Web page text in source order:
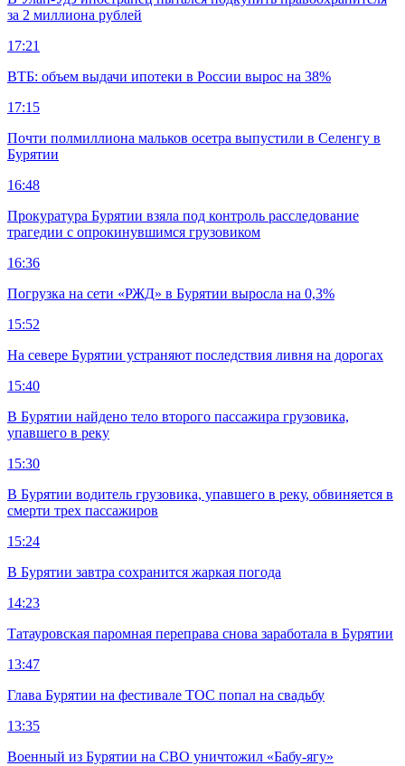
за 2 миллиона рублей
17:21
ВТБ: объем выдачи ипотеки в России вырос на 38%
17:15
Почти полмиллиона мальков осетра выпустили в Селенгу в
Бурятии
16:48
Прокуратура Бурятии взяла под контроль расследование
трагедии с опрокинувшимся грузовиком
16:36
Погрузка на сети «РЖД» в Бурятии выросла на 0,3%
15:52
На севере Бурятии устраняют последствия ливня на дорогах
15:40
В Бурятии найдено тело второго пассажира грузовика,
упавшего в реку
15:30
В Бурятии водитель грузовика, упавшего в реку, обвиняется в
смерти трех пассажиров
15:24
В Бурятии завтра сохранится жаркая погода
14:23
Татауровская паромная переправа снова заработала в Бурятии
13:47
Глава Бурятии на фестивале ТОС попал на свадьбу
13:35
Военный из Бурятии на СВО уничтожил «Бабу-ягу»